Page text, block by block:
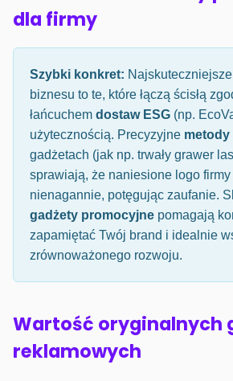
dla firmy
Szybki konkret:
biznesu to te, które łączą ścisłą
łańcuchem dostaw ESG (np.
użytecznością. Precyzyjne metody
gadżetach (jak np. trwały grawer
sprawiają, że naniesione logo
nienagannie, potęgując zaufanie.
gadżety promocyjne pomagają
zapamiętać Twój brand i idealnie
zrównoważonego rozwoju.
Wartość oryginalnych
reklamowych